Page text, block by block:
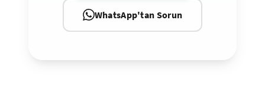
WhatsApp'tan Sorun